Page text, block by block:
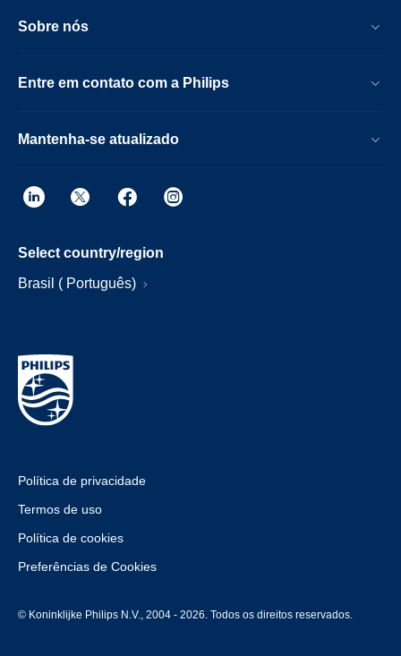
Sobre nós
Entre em contato com a Philips
Mantenha-se atualizado
Select country/region
Brasil ( Português)
Política de privacidade
Termos de uso
Política de cookies
Preferências de Cookies
© Koninklijke Philips N.V., 2004 - 2026. Todos os direitos reservados.